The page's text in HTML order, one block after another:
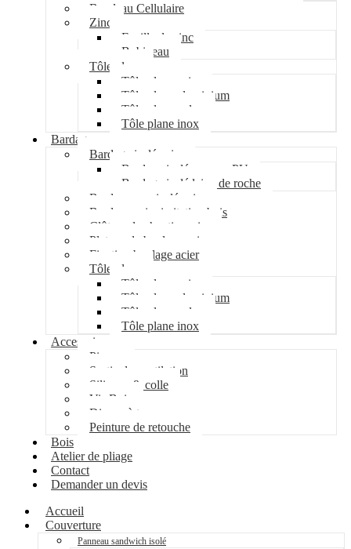
Bandeau Cellulaire
Zinc
Feuille de zinc
Bobineau
Tôle plane
Tôle plane acier
Tôle plane aluminium
Tôle plane galva
Tôle plane inox
Bardage
Bardage isolé acier
Bardage isolé mousse PU
Bardage isolé laine de roche
Bardage non isolé acier
Bardage acier imitation bois
Clôture de chantier acier
Plateau de bardage acier
Fixation bardage acier
Tôle plane
Tôle plane acier
Tôle plane aluminium
Tôle plane galva
Tôle plane inox
Accessoires
Pipeco
Sortie de ventilation
Silicone & colle
Vis Bois
Disque à tronçonner
Peinture de retouche
Bois
Atelier de pliage
Contact
Demander un devis
Accueil
Couverture
Panneau sandwich isolé